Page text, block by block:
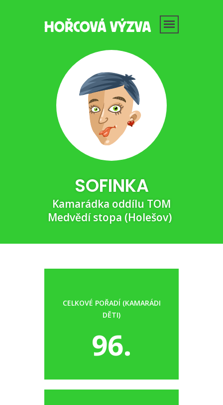
SOFINKA
Kamarádka oddílu TOM
Medvědí stopa (Holešov)
CELKOVÉ POŘADÍ (KAMARÁDI
DĚTI)
96.